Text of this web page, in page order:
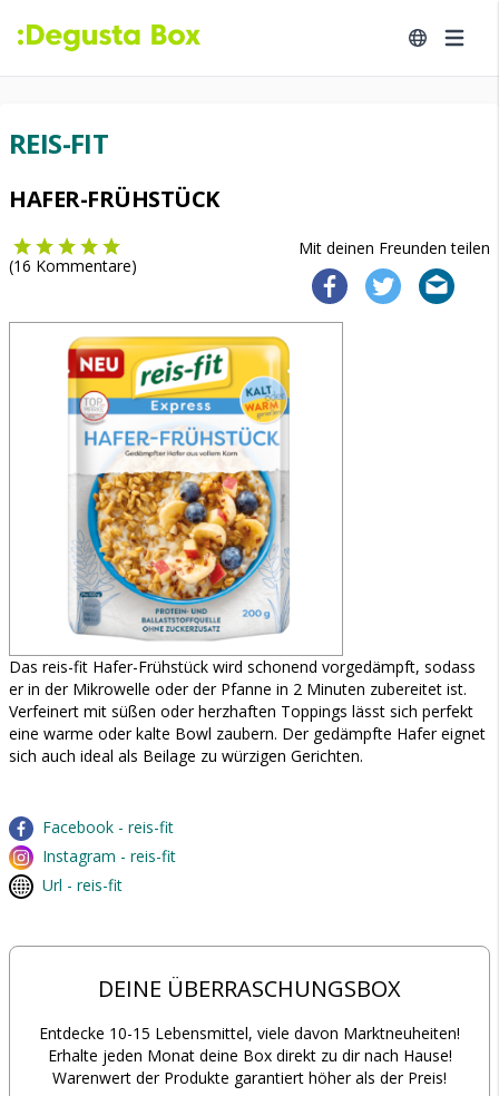
REIS-FIT
HAFER-FRÜHSTÜCK
Mit deinen Freunden teilen
(16 Kommentare)
Das reis-fit Hafer-Frühstück wird schonend vorgedämpft, sodass
er in der Mikrowelle oder der Pfanne in 2 Minuten zubereitet ist.
Verfeinert mit süßen oder herzhaften Toppings lässt sich perfekt
eine warme oder kalte Bowl zaubern. Der gedämpfte Hafer eignet
sich auch ideal als Beilage zu würzigen Gerichten.
Facebook - reis-fit
Instagram - reis-fit
Url - reis-fit
DEINE ÜBERRASCHUNGSBOX
Entdecke 10-15 Lebensmittel, viele davon Marktneuheiten!
Erhalte jeden Monat deine Box direkt zu dir nach Hause!
Warenwert der Produkte garantiert höher als der Preis!